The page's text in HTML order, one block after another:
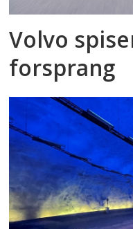
Volvo
forsprang